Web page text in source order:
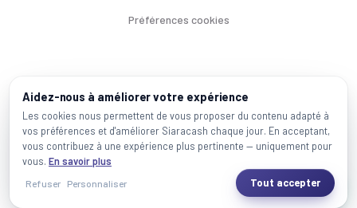
Préférences cookies
Voitures par ville
Casablanca | | Mohammadia |Salé | |
Marques populaires
Mercedes| |Volkswagen Renault Toyota Peugeot
2026 SiaraCash - Tous les droits sont réservés
Aidez-nous à améliorer votre expérience
Les cookies nous permettent de vous proposer du contenu adapté à
vos préférences et d'améliorer Siaracash chaque jour. En acceptant,
vous contribuez à une expérience plus pertinente — uniquement pour
vous. En savoir plus
Refuser Personnaliser Tout accepter